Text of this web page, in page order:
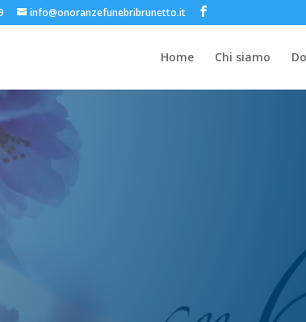
info@onoranzefunebribrunetto.it
Home Chi siamo